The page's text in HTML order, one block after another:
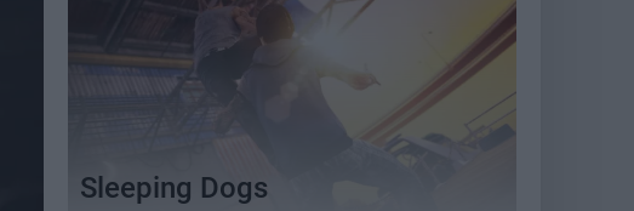
Sleeping Dogs